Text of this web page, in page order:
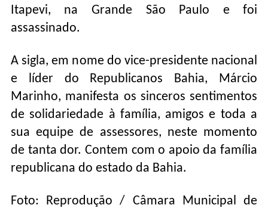
Itapevi, na Grande São Paulo e foi
assassinado.
A sigla, em nome do vice-presidente nacional
e líder do Republicanos Bahia, Márcio
Marinho, manifesta os sinceros sentimentos
de solidariedade à família, amigos e toda a
sua equipe de assessores, neste momento
de tanta dor. Contem com o apoio da família
republicana do estado da Bahia.
Foto: Reprodução / Câmara Municipal de